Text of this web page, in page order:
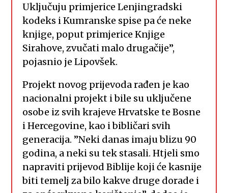
Uključuju primjerice Lenjingradski
kodeks i Kumranske spise pa će neke
knjige, poput primjerice Knjige
Sirahove, zvučati malo drugačije”,
pojasnio je Lipovšek.
Projekt novog prijevoda rađen je kao
nacionalni projekt i bile su uključene
osobe iz svih krajeve Hrvatske te Bosne
i Hercegovine, kao i bibličari svih
generacija. ”Neki danas imaju blizu 90
godina, a neki su tek stasali. Htjeli smo
napraviti prijevod Biblije koji će kasnije
biti temelj za bilo kakve druge dorade i